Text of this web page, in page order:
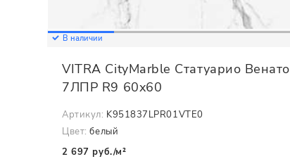
В наличии
VITRA CityMarble Статуарио Венато
7ЛПР R9 60x60
Артикул: K951837LPR01VTE0
Цвет: белый
2 697 руб./м²